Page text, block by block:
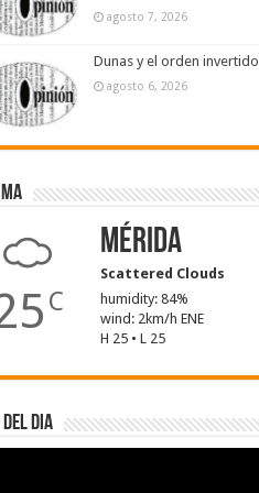
agosto 7, 2026
Dunas y el orden invertido
agosto 6, 2026
C
Mérida
Scattered Clouds
humidity: 84%
wind: 2km/h ENE
H 25 • L 25
del dia